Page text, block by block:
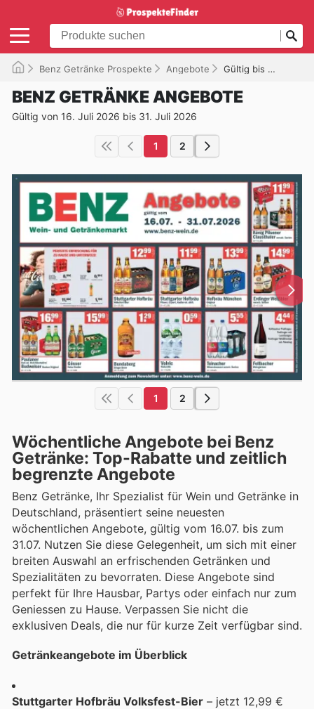
Benz Getränke Prospekte Angebote Gültig bis 31.07.2026
BENZ GETRÄNKE ANGEBOTE
Gültig von 16. Juli 2026 bis 31. Juli 2026
1 2
1 2
Wöchentliche Angebote bei Benz
Getränke: Top-Rabatte und zeitlich
begrenzte Angebote
Benz Getränke, Ihr Spezialist für Wein und Getränke in
Deutschland, präsentiert seine neuesten
wöchentlichen Angebote, gültig vom 16.07. bis zum
31.07. Nutzen Sie diese Gelegenheit, um sich mit einer
breiten Auswahl an erfrischenden Getränken und
Spezialitäten zu bevorraten. Diese Angebote sind
perfekt für Ihre Hausbar, Partys oder einfach nur zum
Geniessen zu Hause. Verpassen Sie nicht die
exklusiven Deals, die nur für kurze Zeit verfügbar sind.
Getränkeangebote im Überblick
Stuttgarter Hofbräu Volksfest-Bier – jetzt 12,99 €